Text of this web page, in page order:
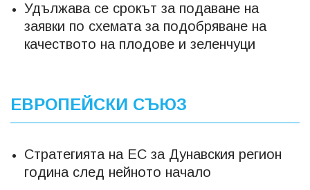
Удължава се срокът за подаване на
заявки по схемата за подобряване на
качеството на плодове и зеленчуци
ЕВРОПЕЙСКИ СЪЮЗ
Стратегията на ЕС за Дунавския регион
година след нейното начало